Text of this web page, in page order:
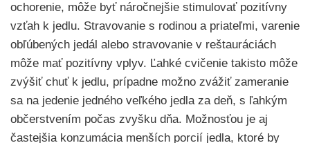
ochorenie, môže byť náročnejšie stimulovať pozitívny
vzťah k jedlu. Stravovanie s rodinou a priateľmi, varenie
obľúbených jedál alebo stravovanie v reštauráciách
môže mať pozitívny vplyv. Ľahké cvičenie takisto môže
zvýšiť chuť k jedlu, prípadne možno zvážiť zameranie
sa na jedenie jedného veľkého jedla za deň, s ľahkým
občerstvením počas zvyšku dňa. Možnosťou je aj
častejšia konzumácia menších porcií jedla, ktoré by